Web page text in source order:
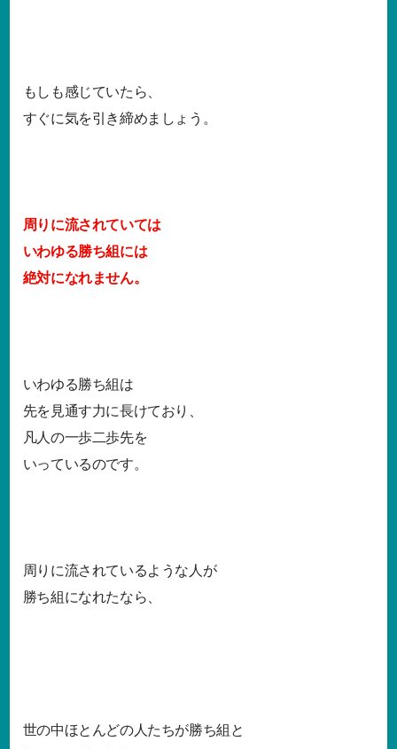
もしも感じていたら、
すぐに気を引き締めましょう。
周りに流されていては
いわゆる勝ち組には
絶対になれません。
いわゆる勝ち組は
先を見通す力に長けており、
凡人の一歩二歩先を
いっているのです。
周りに流されているような人が
勝ち組になれたなら、
世の中ほとんどの人たちが勝ち組と